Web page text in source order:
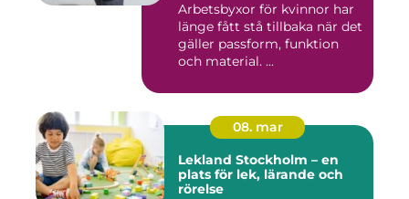
Arbetsbyxor för kvinnor har
länge fått stå tillbaka när det
gäller passform, funktion
och material. ...
08. mar
Lekland Stockholm – en
plats för lek, lärande och
rörelse